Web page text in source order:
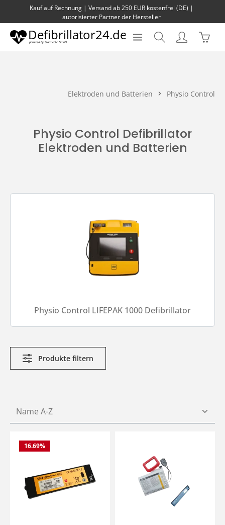
Zum Hauptinhalt springen
Kauf auf Rechnung | Versand ab 250 EUR kostenfrei (DE) |
autorisierter Partner der Hersteller
Elektroden und Batterien Physio Control
Physio Control Defibrillator
Elektroden und Batterien
Physio Control LIFEPAK 1000 Defibrillator
Produkte filtern
16.69%